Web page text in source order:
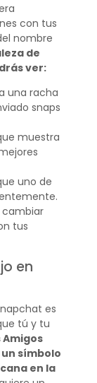
con tus
nombre
de
ver:
una racha
snaps
muestra
uno de
cambiar
tus
en
es
tú y tu
Amigos
símbolo
en la